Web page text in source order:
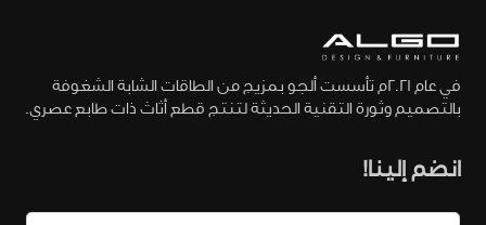
في عام 2021م تأسست ألجو بمزيج من الطاقات الشابة الشغوفة
بالتصميم وثورة التقنية الحديثة لتنتج قطع أثاث ذات طابع عصري.
انضم إلينا!